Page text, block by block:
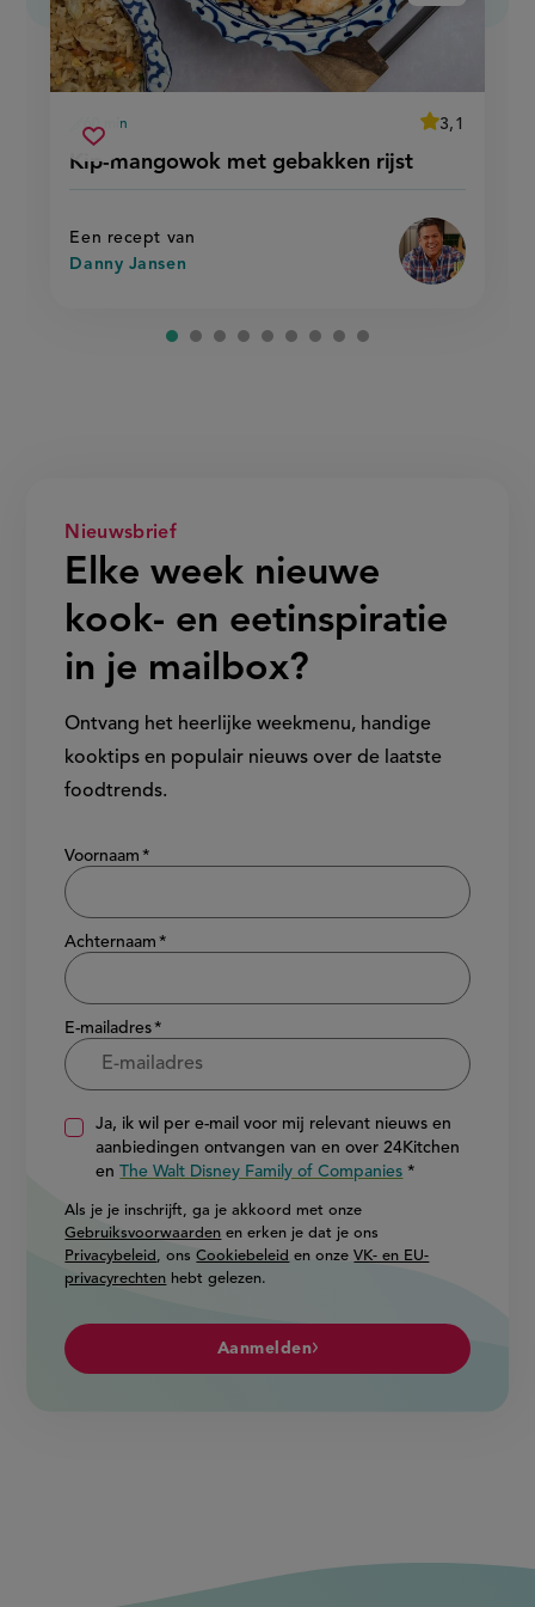
Kip-mangowok met gebakken rijst
voorbereidingstijd
60 min
average
3,1
Beoordeel
met
rijst'
Een recept van
Danny Jansen
Sla
recept
kip-
mangowok
met
rijst
Nieuwsbrief
Elke week nieuwe
kook- en eetinspiratie
in je mailbox?
Ontvang het heerlijke weekmenu, handige
kooktips en populair nieuws over de laatste
foodtrends.
Show/hide
Voornaam
Achternaam
E-mailadres
Ja, ik wil per e-mail voor mij relevant nieuws en
aanbiedingen ontvangen van en over 24Kitchen
enThe Walt Disney Family of Companies
Als je je inschrijft, ga je akkoord met onze
Gebruiksvoorwaarden en erken je dat je ons
Privacybeleid , onsCookiebeleid en onzeVK- en EU-
privacyrechten hebt gelezen.
Aanmelden